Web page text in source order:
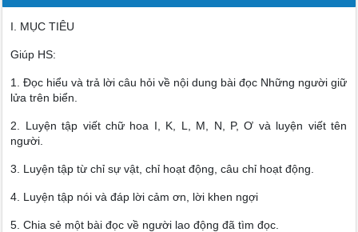
I. MỤC TIÊU
Giúp HS:
1. Đọc hiểu và trả lời câu hỏi về nội dung bài đọc Những người giữ
lửa trên biển.
2. Luyện tập viết chữ hoa I, K, L, M, N, P, Ơ và luyện viết tên
người.
3. Luyện tập từ chỉ sự vật, chỉ hoạt động, câu chỉ hoạt động.
4. Luyện tập nói và đáp lời cảm ơn, lời khen ngợi
5. Chia sẻ một bài đọc về người lao động đã tìm đọc.